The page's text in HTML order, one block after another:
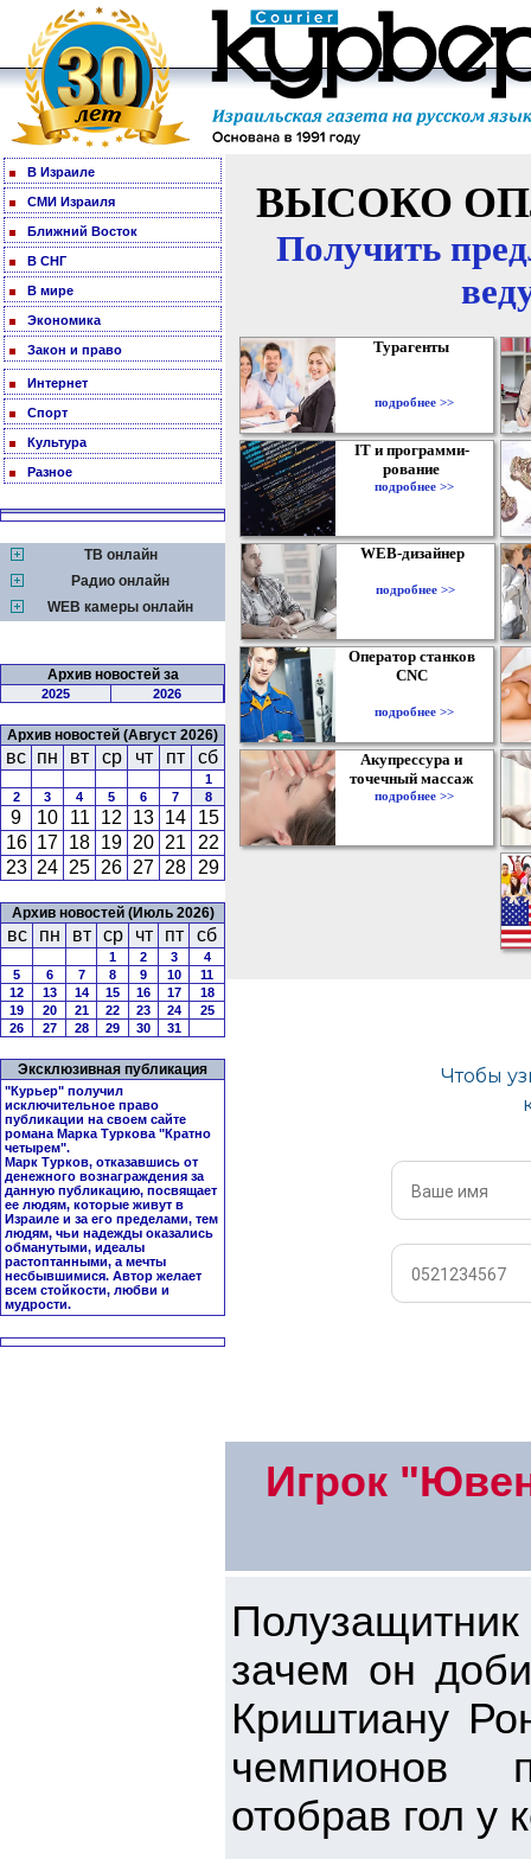
В Израиле
СМИ Израиля
Ближний Восток
В СНГ
В мире
Экономика
Закон и право
Интернет
Спорт
Культура
Разное
ТВ онлайн
Радио онлайн
WEB камеры онлайн
Архив новостей за
2025 2026
Архив новостей (Август 2026)
вс пн вт ср чт пт сб
1
2
3 4 5 6 7 8
9 10 11 12 13 14
15
16 17 18 19 20 21
22
23 24 25 26 27 28 29
Архив новостей (Июль 2026)
вс пн вт ср чт пт сб
1 2 3
4
5
6 7 8 9 10
11
12
13 14 15 16 17
18
19
20 21 22 23 24
25
26
27 28 29 30 31
Эксклюзивная публикация
"Курьер" получил
исключительное право
публикации на своем сайте
романа Марка Туркова "Кратно
четырем".
Марк Турков, отказавшись от
денежного вознаграждения за
данную публикацию, посвящает
ее людям, которые живут в
Израиле и за его пределами, тем
людям, чьи надежды оказались
обманутыми, идеалы
растоптанными, а мечты
несбывшимися. Автор желает
всем стойкости, любви и
мудрости.
ВЫСОКО
Получить
Турагенты
подробнее >>
IT и программи-
рование
подробнее >>
WEB-дизайнер
подробнее >>
Оператор станков
CNC
подробнее >>
Акупрессура и
точечный массаж
подробнее >>
Игрок
зачем он
Криштиану
чемпионов
отобрав гол у